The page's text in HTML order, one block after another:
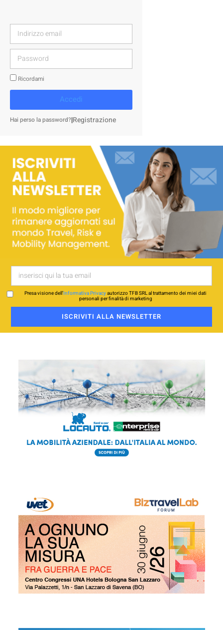
Ricordami
Accedi
Hai perso la password?|Registrazione
Presa visione dell’Informativa Privacyautorizzo TFB SRL al trattamento dei miei dati
personali per finalità di marketing
ISCRIVITI ALLA NEWSLETTER